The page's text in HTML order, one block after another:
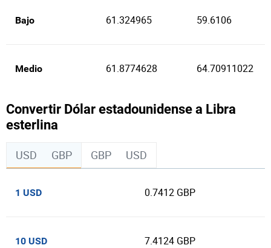
Bajo 61.324965 59.6106
Medio 61.8774628 64.70911022
Convertir Dólar estadounidense a Libra
esterlina
USD GBP GBP USD
1 USD 0.7412 GBP
10 USD 7.4124 GBP